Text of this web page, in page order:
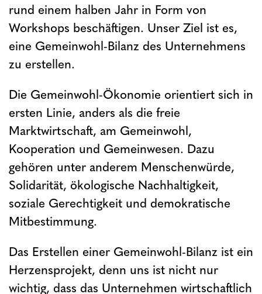
rund einem halben Jahr in Form von
Workshops beschäftigen. Unser Ziel ist es,
eine Gemeinwohl-Bilanz des Unternehmens
zu erstellen.
Die Gemeinwohl-Ökonomie orientiert sich in
ersten Linie, anders als die freie
Marktwirtschaft, am Gemeinwohl,
Kooperation und Gemeinwesen. Dazu
gehören unter anderem Menschenwürde,
Solidarität, ökologische Nachhaltigkeit,
soziale Gerechtigkeit und demokratische
Mitbestimmung.
Das Erstellen einer Gemeinwohl-Bilanz ist ein
Herzensprojekt, denn uns ist nicht nur
wichtig, dass das Unternehmen wirtschaftlich